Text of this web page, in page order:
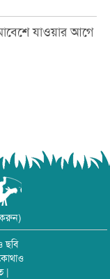
যাওয়ার আগে
ছবি
|